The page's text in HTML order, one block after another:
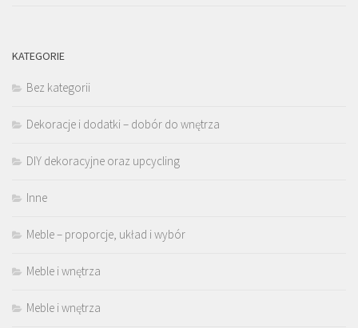
KATEGORIE
Bez kategorii
Dekoracje i dodatki – dobór do wnętrza
DIY dekoracyjne oraz upcycling
Inne
Meble – proporcje, układ i wybór
Meble i wnętrza
Meble i wnętrza